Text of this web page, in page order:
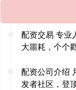
配资交易 专业
大噩耗，个个
配资公司介绍
发者社区，登